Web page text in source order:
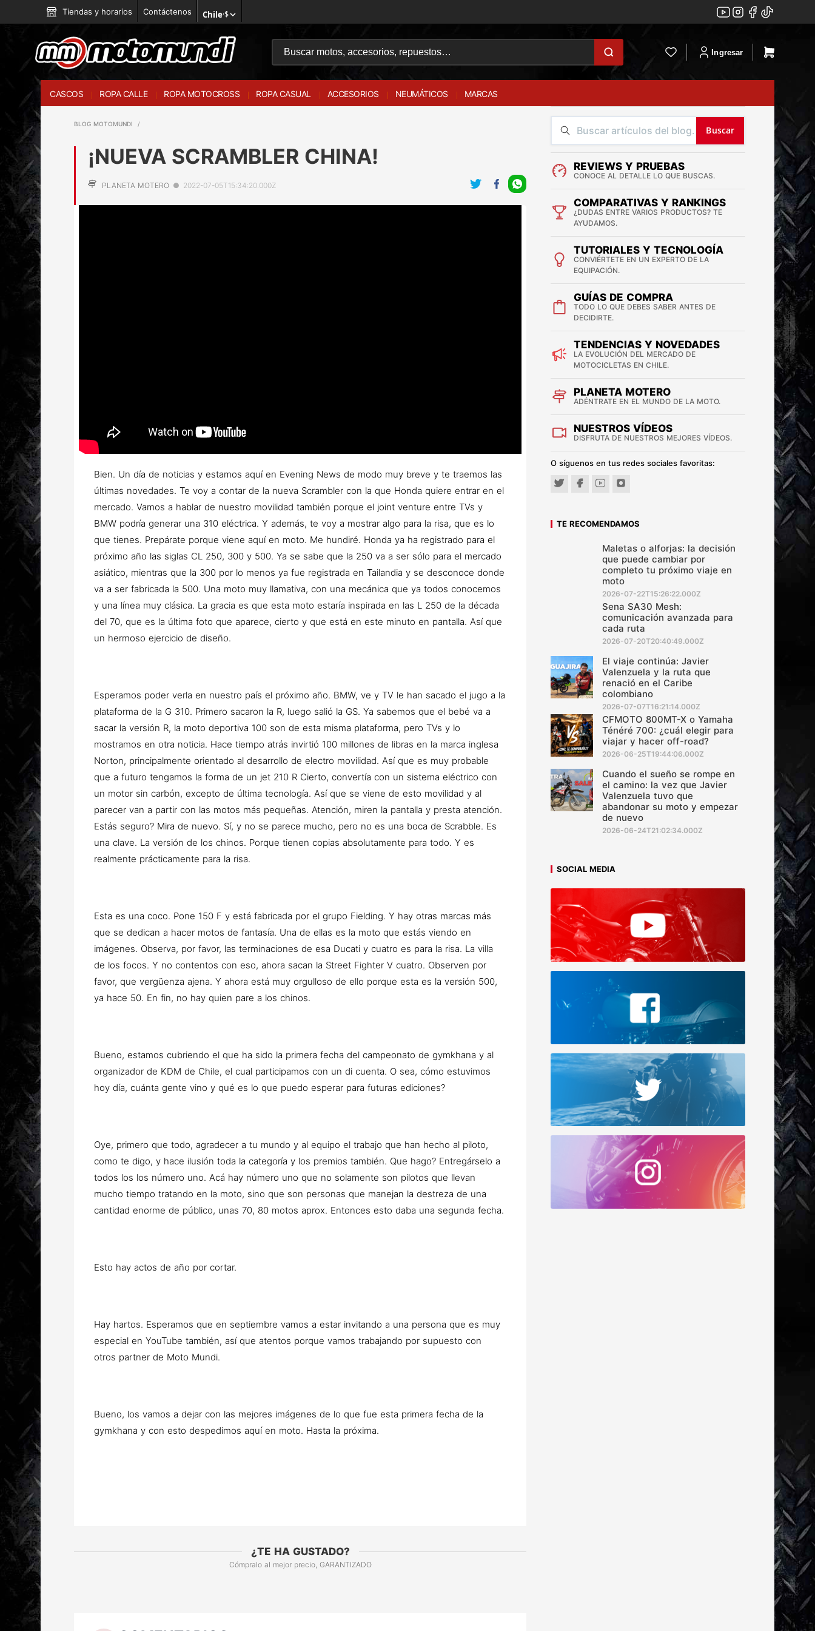
Tiendas y horarios Contáctenos Chile·$
Ingresar
CASCOS ROPA CALLE ROPA MOTOCROSS ROPA CASUAL ACCESORIOS NEUMÁTICOS MARCAS
BLOG MOTOMUNDI
¡NUEVA SCRAMBLER CHINA!
PLANETA MOTERO ● 2022-07-05T15:34:20.000Z
Bien. Un día de noticias y estamos aquí en Evening News de modo muy breve y te traemos las
últimas novedades. Te voy a contar de la nueva Scrambler con la que Honda quiere entrar en el
mercado. Vamos a hablar de nuestro movilidad también porque el joint venture entre TVs y
BMW podría generar una 310 eléctrica. Y además, te voy a mostrar algo para la risa, que es lo
que tienes. Prepárate porque viene aquí en moto. Me hundiré. Honda ya ha registrado para el
próximo año las siglas CL 250, 300 y 500. Ya se sabe que la 250 va a ser sólo para el mercado
asiático, mientras que la 300 por lo menos ya fue registrada en Tailandia y se desconoce donde
va a ser fabricada la 500. Una moto muy llamativa, con una mecánica que ya todos conocemos
y una línea muy clásica. La gracia es que esta moto estaría inspirada en las L 250 de la década
del 70, que es la última foto que aparece, cierto y que está en este minuto en pantalla. Así que
un hermoso ejercicio de diseño.
Esperamos poder verla en nuestro país el próximo año. BMW, ve y TV le han sacado el jugo a la
plataforma de la G 310. Primero sacaron la R, luego salió la GS. Ya sabemos que el bebé va a
sacar la versión R, la moto deportiva 100 son de esta misma plataforma, pero TVs y lo
mostramos en otra noticia. Hace tiempo atrás invirtió 100 millones de libras en la marca inglesa
Norton, principalmente orientado al desarrollo de electro movilidad. Así que es muy probable
que a futuro tengamos la forma de un jet 210 R Cierto, convertía con un sistema eléctrico con
un motor sin carbón, excepto de última tecnología. Así que se viene de esto movilidad y al
parecer van a partir con las motos más pequeñas. Atención, miren la pantalla y presta atención.
Estás seguro? Mira de nuevo. Sí, y no se parece mucho, pero no es una boca de Scrabble. Es
una clave. La versión de los chinos. Porque tienen copias absolutamente para todo. Y es
realmente prácticamente para la risa.
Esta es una coco. Pone 150 F y está fabricada por el grupo Fielding. Y hay otras marcas más
que se dedican a hacer motos de fantasía. Una de ellas es la moto que estás viendo en
imágenes. Observa, por favor, las terminaciones de esa Ducati y cuatro es para la risa. La villa
de los focos. Y no contentos con eso, ahora sacan la Street Fighter V cuatro. Observen por
favor, que vergüenza ajena. Y ahora está muy orgulloso de ello porque esta es la versión 500,
ya hace 50. En fin, no hay quien pare a los chinos.
Bueno, estamos cubriendo el que ha sido la primera fecha del campeonato de gymkhana y al
organizador de KDM de Chile, el cual participamos con un di cuenta. O sea, cómo estuvimos
hoy día, cuánta gente vino y qué es lo que puedo esperar para futuras ediciones?
Oye, primero que todo, agradecer a tu mundo y al equipo el trabajo que han hecho al piloto,
como te digo, y hace ilusión toda la categoría y los premios también. Que hago? Entregárselo a
todos los los número uno. Acá hay número uno que no solamente son pilotos que llevan
mucho tiempo tratando en la moto, sino que son personas que manejan la destreza de una
cantidad enorme de público, unas 70, 80 motos aprox. Entonces esto daba una segunda fecha.
Esto hay actos de año por cortar.
Hay hartos. Esperamos que en septiembre vamos a estar invitando a una persona que es muy
especial en YouTube también, así que atentos porque vamos trabajando por supuesto con
otros partner de Moto Mundi.
Bueno, los vamos a dejar con las mejores imágenes de lo que fue esta primera fecha de la
gymkhana y con esto despedimos aquí en moto. Hasta la próxima.
¿TE HA GUSTADO?
Cómpralo al mejor precio, GARANTIZADO
Buscar
REVIEWS Y PRUEBAS
CONOCE AL DETALLE LO QUE BUSCAS.
COMPARATIVAS Y RANKINGS
¿DUDAS ENTRE VARIOS PRODUCTOS? TE
AYUDAMOS.
TUTORIALES Y TECNOLOGÍA
CONVIÉRTETE EN UN EXPERTO DE LA
EQUIPACIÓN.
GUÍAS DE COMPRA
TODO LO QUE DEBES SABER ANTES DE
DECIDIRTE.
TENDENCIAS Y NOVEDADES
LA EVOLUCIÓN DEL MERCADO DE
MOTOCICLETAS EN CHILE.
PLANETA MOTERO
ADÉNTRATE EN EL MUNDO DE LA MOTO.
NUESTROS VÍDEOS
DISFRUTA DE NUESTROS MEJORES VÍDEOS.
O síguenos en tus redes sociales favoritas:
TE RECOMENDAMOS
Maletas o alforjas: la decisión
que puede cambiar por
completo tu próximo viaje en
moto
2026-07-22T15:26:22.000Z
Sena SA30 Mesh:
comunicación avanzada para
cada ruta
2026-07-20T20:40:49.000Z
El viaje continúa: Javier
Valenzuela y la ruta que
renació en el Caribe
colombiano
2026-07-07T16:21:14.000Z
CFMOTO 800MT-X o Yamaha
Ténéré 700: ¿cuál elegir para
viajar y hacer off-road?
2026-06-25T19:44:06.000Z
Cuando el sueño se rompe en
el camino: la vez que Javier
Valenzuela tuvo que
abandonar su moto y empezar
de nuevo
2026-06-24T21:02:34.000Z
SOCIAL MEDIA